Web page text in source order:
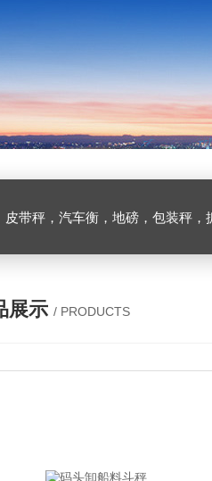
带秤，汽车衡，地磅，包装秤，
展示 / PRODUCTS